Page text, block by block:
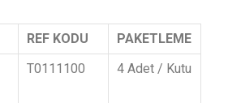
REF KODU
PAKETLEME
T0111100 4 Adet / Kutu